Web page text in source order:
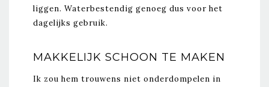
liggen. Waterbestendig genoeg dus voor het
dagelijks gebruik.
MAKKELIJK SCHOON TE MAKEN
Ik zou hem trouwens niet onderdompelen in